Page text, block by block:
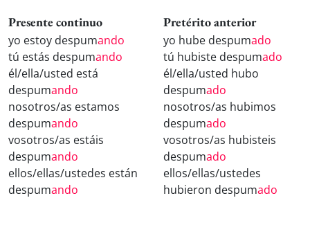
Presente continuo
yo estoy despumando
tú estás despumando
él/ella/usted está
despumando
nosotros/as estamos
despumando
vosotros/as estáis
despumando
ellos/ellas/ustedes están
despumando
Pretérito anterior
yo hube despumado
tú hubiste despumado
él/ella/usted hubo
despumado
nosotros/as hubimos
despumado
vosotros/as hubisteis
despumado
ellos/ellas/ustedes
hubieron despumado